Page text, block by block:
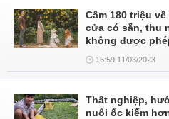
Cầm 180 triệu
cửa có sẵn, thu
không được
16:59 11/03/2023
Thất nghiệp,
nuôi ốc kiếm